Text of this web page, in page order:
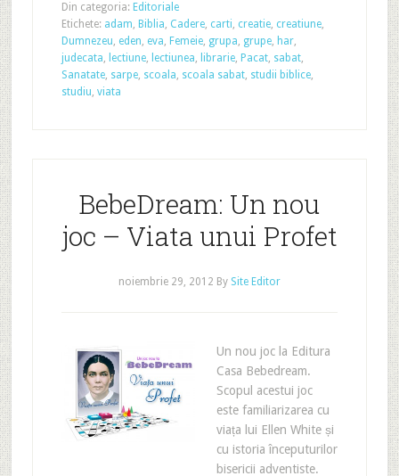
Din categoria: Editoriale
Etichete: adam, Biblia, Cadere, carti, creatie, creatiune,
Dumnezeu, eden, eva, Femeie, grupa, grupe, har,
judecata, lectiune, lectiunea, librarie, Pacat, sabat,
Sanatate, sarpe, scoala, scoala sabat, studii biblice,
studiu, viata
BebeDream: Un nou
joc – Viata unui Profet
noiembrie 29, 2012 By Site Editor
Un nou joc la Editura
Casa Bebedream.
Scopul acestui joc
este familiarizarea cu
viața lui Ellen White și
cu istoria începuturilor
bisericii adventiste.